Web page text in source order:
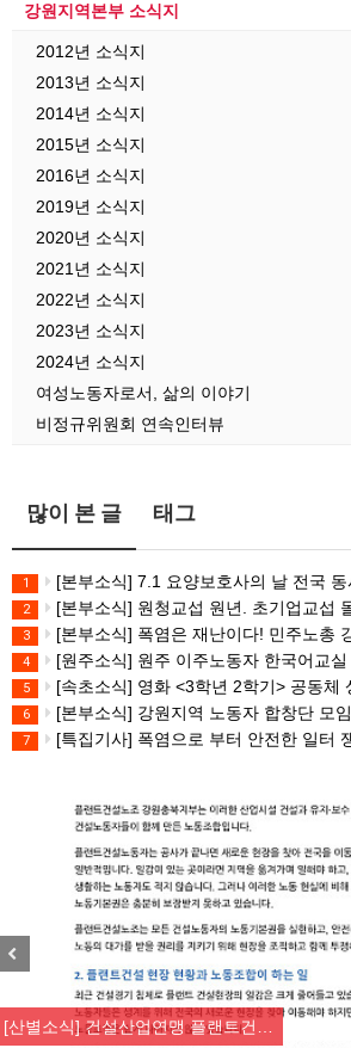
강원지역본부 소식지
2012년 소식지
2013년 소식지
2014년 소식지
2015년 소식지
2016년 소식지
2019년 소식지
2020년 소식지
2021년 소식지
2022년 소식지
2023년 소식지
2024년 소식지
여성노동자로서, 삶의 이야기
비정규위원회 연속인터뷰
많이 본 글 태그
1 [본부소식] 7.1 요양보호사의 날 전국 동
2 [본부소식] 원청교섭 원년. 초기업교섭 돌파! 모든 노동자의 노동기본
3 [본부소식] 폭염은 재난이다! 민주노총 강원지역본
4 [원주소식] 원주 이주노동자 한국어교실
5 [속초소식] 영화 <3학년 2학기> 공동체
6 [본부소식] 강원지역 노동자 합창단 모임
7 [특집기사] 폭염으로 부터 안전한 일터
맹 플랜트건…